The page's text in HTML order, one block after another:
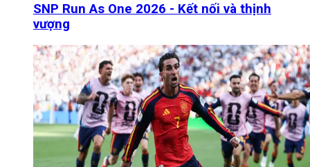
SNP Run As One 2026 - Kết nối và thịnh
vượng